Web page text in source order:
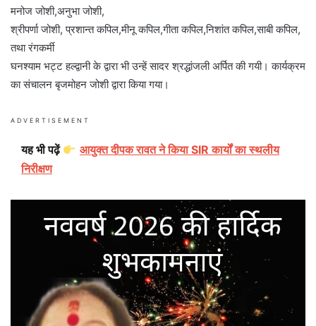
मनोज जोशी,अनुभा जोशी,
श्रीपर्णा जोशी, प्रशान्त कपिल,मीनू कपिल,गीता कपिल,निशांत कपिल,साबी कपिल,
तथा रंगकर्मी
घनश्याम भट्ट हल्द्वानी के द्वारा भी उन्हें सादर श्रद्धांजली अर्पित की गयी। कार्यक्रम
का संचालन बृजमोहन जोशी द्वारा किया गया।
ADVERTISEMENT
यह भी पढ़ें
आयुक्त दीपक रावत ने किया SIR कार्यों का स्थलीय
निरीक्षण